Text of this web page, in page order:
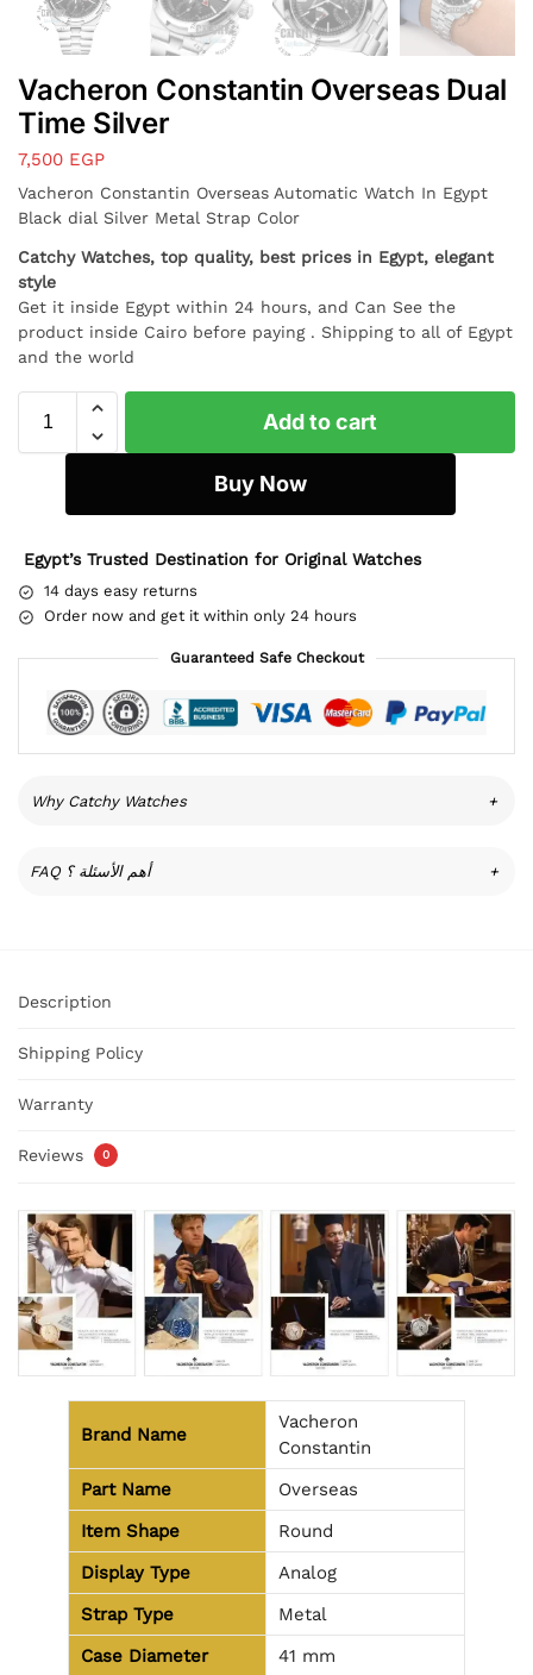
Vacheron Constantin Overseas Dual
Time Silver
7,500 EGP
Vacheron Constantin Overseas Automatic Watch In Egypt
Black dial Silver Metal Strap Color
Catchy Watches, top quality, best prices in Egypt, elegant
style
Get it inside Egypt within 24 hours, and Can See the
product inside Cairo before paying . Shipping to all of Egypt
and the world
Add to cart
Buy Now
Egypt’s Trusted Destination for Original Watches
14 days easy returns
Order now and get it within only 24 hours
Guaranteed Safe Checkout
Why Catchy Watches +
FAQ أهم الأسئلة ؟ +
Description
Shipping Policy
Warranty
Reviews 0
Brand Name
Vacheron
Constantin
Part Name
Overseas
Item Shape
Round
Display Type
Analog
Strap Type
Metal
Case Diameter
41 mm